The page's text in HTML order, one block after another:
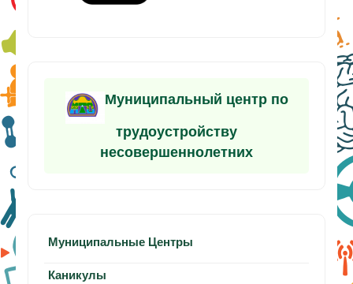
Муниципальный центр по
трудоустройству
несовершеннолетних
Муниципальные Центры
Каникулы